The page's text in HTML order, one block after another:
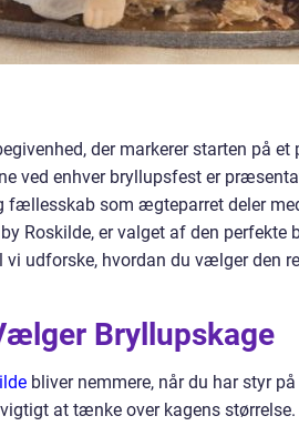
der markerer starten på
ved enhver bryllupsfest er
fællesskab som ægteparret deler
Roskilde, er valget af den perfekte
udforske, hvordan du vælger den
Bryllupskage
bliver nemmere, når du har styr
at tænke over kagens